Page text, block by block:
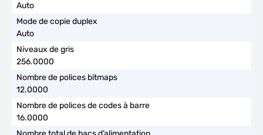
Auto
Auto
256.0000
12.0000
16.0000